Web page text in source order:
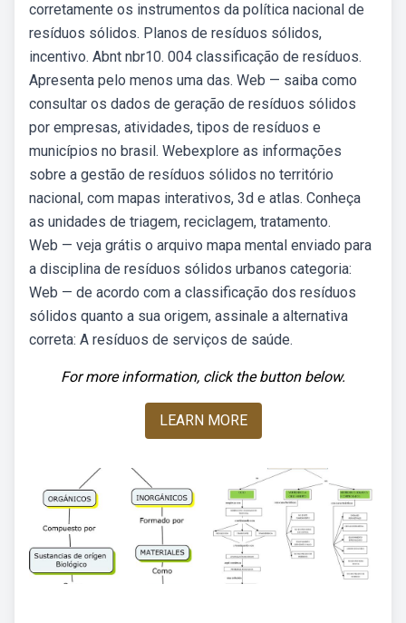
corretamente os instrumentos da política nacional de
resíduos sólidos. Planos de resíduos sólidos,
incentivo. Abnt nbr10. 004 classificação de resíduos.
Apresenta pelo menos uma das. Web — saiba como
consultar os dados de geração de resíduos sólidos
por empresas, atividades, tipos de resíduos e
municípios no brasil. Webexplore as informações
sobre a gestão de resíduos sólidos no território
nacional, com mapas interativos, 3d e atlas. Conheça
as unidades de triagem, reciclagem, tratamento.
Web — veja grátis o arquivo mapa mental enviado para
a disciplina de resíduos sólidos urbanos categoria:
Web — de acordo com a classificação dos resíduos
sólidos quanto a sua origem, assinale a alternativa
correta: A resíduos de serviços de saúde.
For more information, click the button below.
LEARN MORE